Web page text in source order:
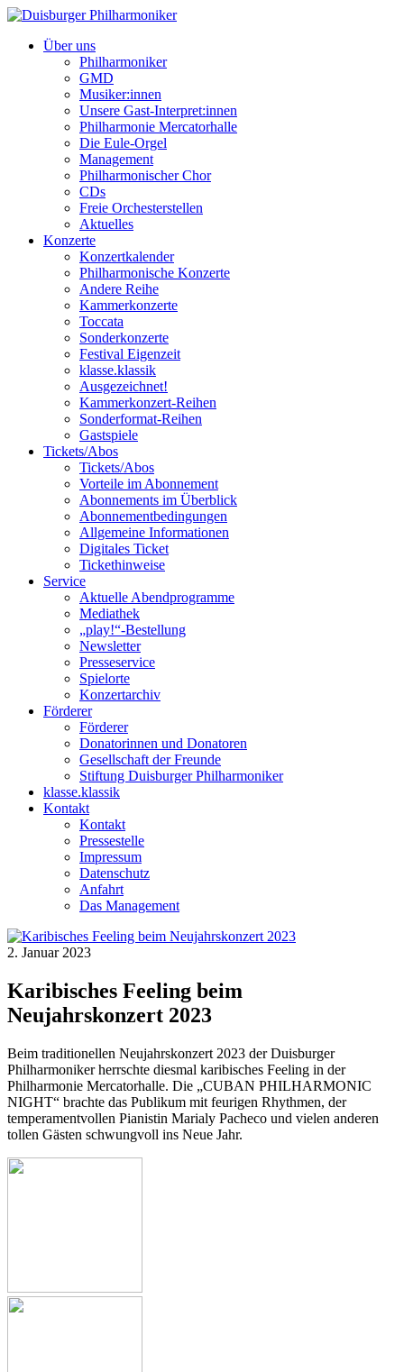
Über uns
Philharmoniker
GMD
Musiker:innen
Unsere Gast-Interpret:innen
Philharmonie Mercatorhalle
Die Eule-Orgel
Management
Philharmonischer Chor
CDs
Freie Orchesterstellen
Aktuelles
Konzerte
Konzertkalender
Philharmonische Konzerte
Andere Reihe
Kammerkonzerte
Toccata
Sonderkonzerte
Festival Eigenzeit
klasse.klassik
Ausgezeichnet!
Kammerkonzert-Reihen
Sonderformat-Reihen
Gastspiele
Tickets/Abos
Tickets/Abos
Vorteile im Abonnement
Abonnements im Überblick
Abonnement­bedingungen
Allgemeine Informationen
Digitales Ticket
Ticket­hinweise
Service
Aktuelle Abendprogramme
Mediathek
„play!“-Bestellung
Newsletter
Presseservice
Spielorte
Konzertarchiv
Förderer
Förderer
Donatorinnen und Donatoren
Gesellschaft der Freunde
Stiftung Duisburger Philharmoniker
klasse.klassik
Kontakt
Kontakt
Pressestelle
Impressum
Datenschutz
Anfahrt
Das Management
2. Januar 2023
Karibisches Feeling beim
Neujahrskonzert 2023
Beim traditionellen Neujahrskonzert 2023 der Duisburger
Philharmoniker herrschte diesmal karibisches Feeling in der
Philharmonie Mercatorhalle. Die „CUBAN PHILHARMONIC
NIGHT“ brachte das Publikum mit feurigen Rhythmen, der
temperamentvollen Pianistin Marialy Pacheco und vielen anderen
tollen Gästen schwungvoll ins Neue Jahr.